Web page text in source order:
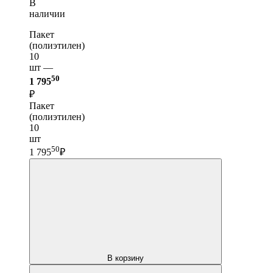
В
наличии
Пакет
(полиэтилен)
10
шт —
1 79550
₽
Пакет
(полиэтилен)
10
шт
1 79550₽
В корзину